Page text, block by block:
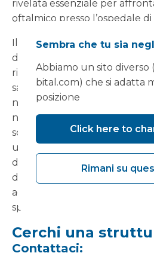
rivelata essenziale per
oftalmico presso l’ospedale
Il dottor Tomas Cudrnak,
dell'oftalmologia, ha
riscontrando un problema
sala in tutto l'ospedale, il che
numero di sessioni che
nella nostra sede precedente
sceso da 20 a 14. Questo
un ottimo passo avanti in
delle aspettative dei nostri
dedichiamo una sala ai
ad alto volume e l’altra ai
specialistici”.
Cerchi una
Contattaci:
Sembra che tu sia
Abbiamo un sito diverso
bital.com) che si adatta
posizione
Click here to
Rimani su